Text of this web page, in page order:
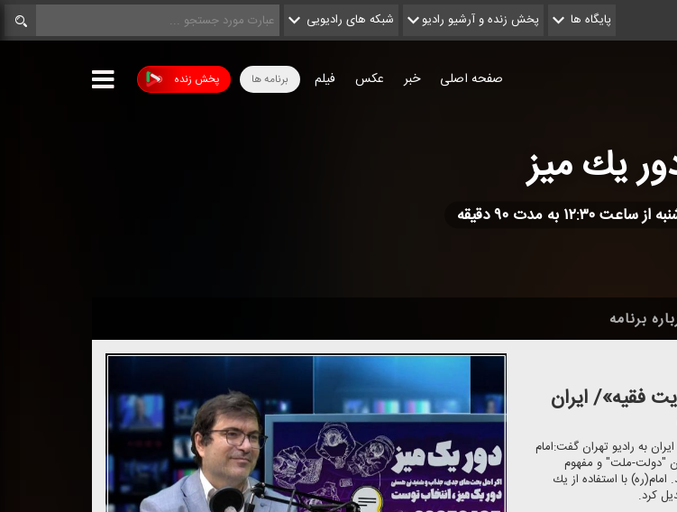
پایگاه ها پخش زنده و آرشیو رادیو شبکه های رادیویی
پخش زنده برنامه ها صفحه اصلی خبر عکس فیلم
یك میز
۱۲:۳۰ به مدت ۹۰ دقیقه
برنامه
فقیه»/ ایران
به رادیو تهران گفت:امام
"دولت-ملت" و مفهوم
با استفاده از یك
كرد.